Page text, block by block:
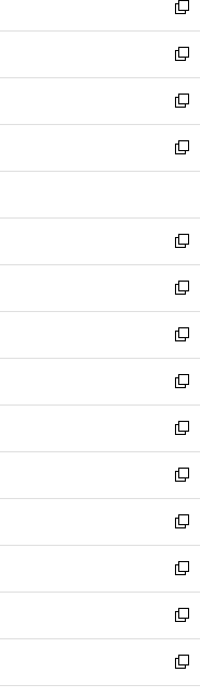
く
で
開
く
ド
ウ
で
開
く
ィ
ン
ド
ウ
で
開
く
い
ウ
ィ
ン
ド
ウ
で
開
新
し
い
ウ
ィ
ン
ド
ウ
開
く
新
し
い
ウ
ィ
ン
ウ
で
開
く
新
し
い
ウ
ン
ド
ウ
で
開
く
新
し
ウ
ィ
ン
ド
ウ
で
開
く
新
し
い
ウ
ィ
ン
ド
ウ
で
開
く
新
し
い
ウ
ィ
ン
ド
ウ
で
開
く
新
し
い
ウ
ィ
ン
ド
ウ
で
開
く
新
し
い
ウ
ィ
ン
ド
ウ
で
開
く
新
し
い
ウ
ィ
ン
ド
ウ
で
開
く
新
し
い
ウ
ィ
ン
ド
ウ
で
開
新
し
い
ウ
ィ
ン
ド
ウ
新
し
い
ウ
ィ
ン
新
し
い
ウ
新
し